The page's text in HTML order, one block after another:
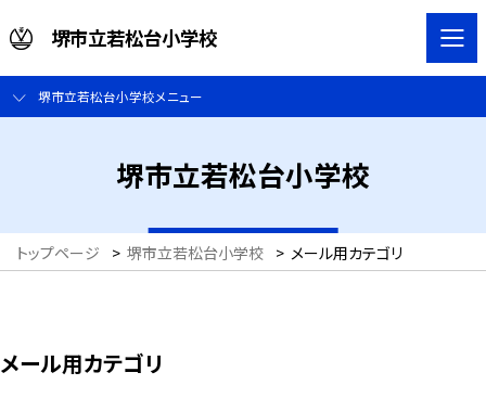
堺市立若松台小学校
堺市立若松台小学校メニュー
堺市立若松台小学校
トップページ > 堺市立若松台小学校 > メール用カテゴリ
メール用カテゴリ